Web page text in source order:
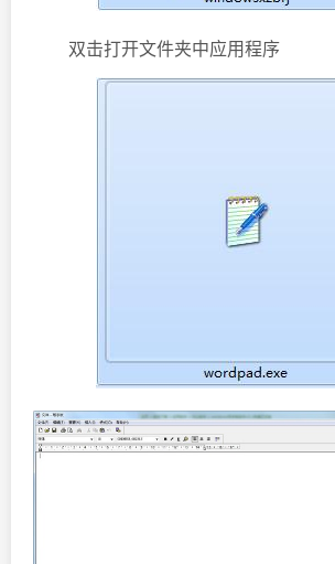
双击打开文件夹中应用程序